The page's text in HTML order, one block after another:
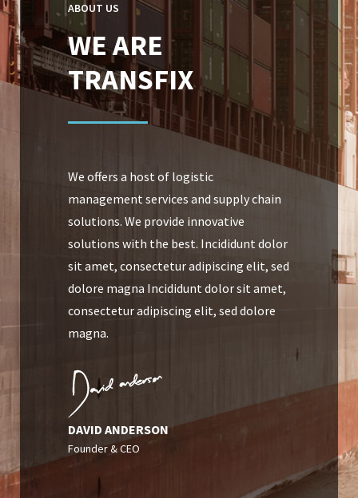
ABOUT US
WE ARE
TRANSFIX
We offers a host of logistic
management services and supply chain
solutions. We provide innovative
solutions with the best. Incididunt dolor
sit amet, consectetur adipiscing elit, sed
dolore magna Incididunt dolor sit amet,
consectetur adipiscing elit, sed dolore
magna.
DAVID ANDERSON
Founder & CEO